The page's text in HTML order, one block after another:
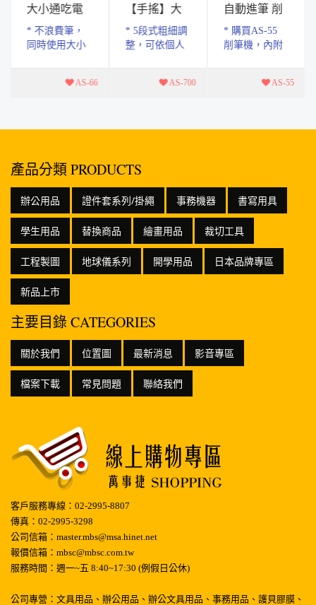
大小通吃電
動削筆機
* 不浪費筆，
同時使用大小
次到位， * 安
* 收納不佔...
AS-66
【手搖】大
小通吃削筆
機
* 5段式粗細調
整，可依個人
7.4-8mm(小筆
桿) * 六角形、
AS-700
自動進筆 削
筆機
* 購買AS-55
削筆機，內附
定器〞的贈
筆結構，不費
AS-55
產品分類 PRODUCTS
辦公用品 證件套系列/掛繩 事務機器 書寫用具
學生用品 替換商品 繪畫用品 裁切工具
工程製圖 地球儀系列 開學用品 日本品牌專區
新品上市
主要目錄 CATEGORIES
關於我們 位置圖 最新消息 影音專區
檔案下載 常見問題 聯絡我們
客戶服務專線：02-2995-8807
傳真：02-2995-3298
公司信箱：master.mbs@msa.hinet.net
報價信箱：mbsc@mbsc.com.tw
服務時間：週一~五 8:40~17:30 (例假日公休)
公司專營：文具用品、辦公用品、辦公文具用品、事務用品、護貝膠膜、